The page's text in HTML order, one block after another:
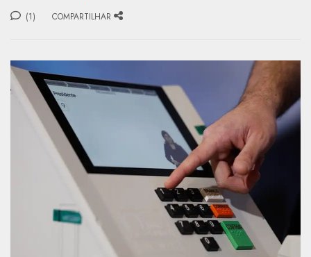
(1) COMPARTILHAR